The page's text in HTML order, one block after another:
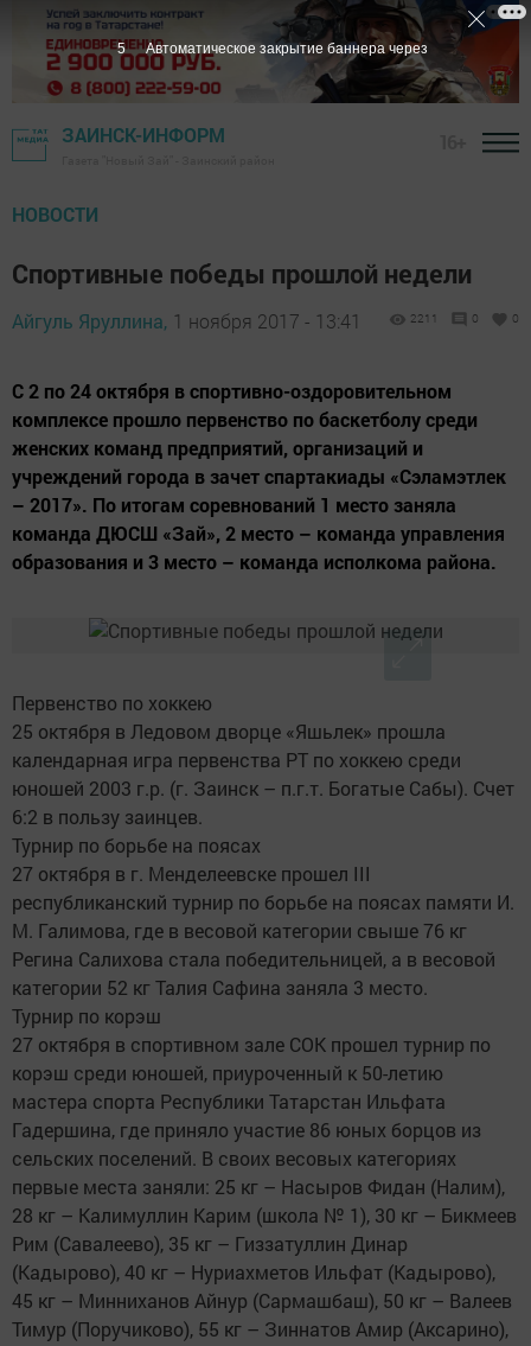
ЗАИНСК-ИНФОРМ
НОВОСТИ
Спортивные победы прошлой недели
Айгуль Яруллина, 1 ноября 2017 - 13:41 2211 0 0
С 2 по 24 октября в спортивно-оздоровительном
комплексе прошло первенство по баскетболу среди
женских команд предприятий, организаций и
учреждений города в зачет спартакиады «Сэламэтлек
– 2017». По итогам соревнований 1 место заняла
команда ДЮСШ «Зай», 2 место – команда управления
образования и 3 место – команда исполкома района.
Первенство по хоккею
25 октября в Ледовом дворце «Яшьлек» прошла
календарная игра первенства РТ по хоккею среди
юношей 2003 г.р. (г. Заинск – п.г.т. Богатые Сабы). Счет
6:2 в пользу заинцев.
Турнир по борьбе на поясах
27 октября в г. Менделеевске прошел III
республиканский турнир по борьбе на поясах памяти И.
М. Галимова, где в весовой категории свыше 76 кг
Регина Салихова стала победительницей, а в весовой
категории 52 кг Талия Сафина заняла 3 место.
Турнир по корэш
27 октября в спортивном зале СОК прошел турнир по
корэш среди юношей, приуроченный к 50-летию
мастера спорта Республики Татарстан Ильфата
Гадершина, где приняло участие 86 юных борцов из
сельских поселений. В своих весовых категориях
первые места заняли: 25 кг – Насыров Фидан (Налим),
28 кг – Калимуллин Карим (школа № 1), 30 кг – Бикмеев
Рим (Савалеево), 35 кг – Гиззатуллин Динар
(Кадырово), 40 кг – Нуриахметов Ильфат (Кадырово),
45 кг – Минниханов Айнур (Сармашбаш), 50 кг – Валеев
Тимур (Поручиково), 55 кг – Зиннатов Амир (Аксарино),
4 Автоматическое закрытие баннера через